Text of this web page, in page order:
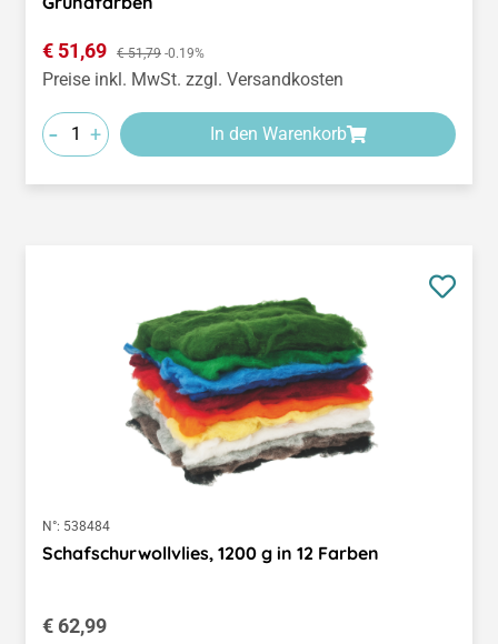
Verkaufspreis:
€ 51,69 Regulärer Preis:
€ 51,79 -0.19%
Preise inkl. MwSt. zzgl. Versandkosten
- + In den Warenkorb
N°: 538484
Schafschurwollvlies, 1200 g in 12 Farben
Regulärer Preis:
€ 62,99